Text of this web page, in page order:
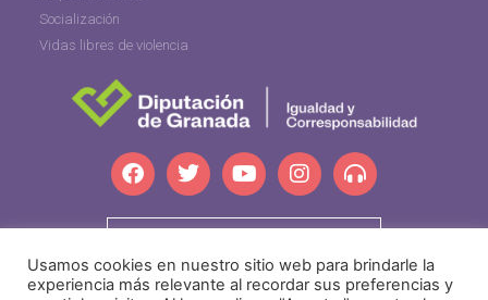
Socialización
Vidas libres de violencia
Usamos cookies en nuestro sitio web para brindarle la
experiencia más relevante al recordar sus preferencias y